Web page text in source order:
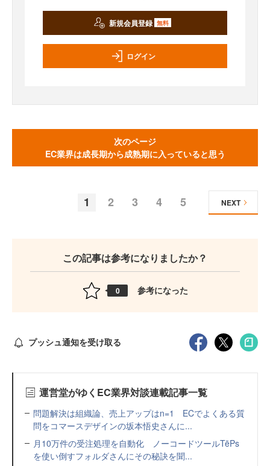
新規会員登録 無料
ログイン
次のページ
EC業界は成長期から成熟期に入っていると思う
1 2 3 4 5 NEXT
この記事は参考になりましたか？
0 参考になった
プッシュ通知を受け取る
運営堂がゆくEC業界対談連載記事一覧
問題解決は組織論、売上アップはn=1 ECでよくある質
問をコマースデザインの坂本悟史さんに...
月10万件の受注処理を自動化 ノーコードツールTēPs
を使い倒すフォルダさんにその秘訣を聞...